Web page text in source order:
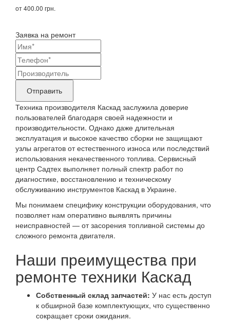
от 400.00 грн.
Заявка на ремонт
Ваши
контактные
данные
Название
бренда
продукта,
требующего
ремонта
Отправить
Техника производителя Каскад заслужила доверие
пользователей благодаря своей надежности и
производительности. Однако даже длительная
эксплуатация и высокое качество сборки не защищают
узлы агрегатов от естественного износа или последствий
использования некачественного топлива. Сервисный
центр Садтех выполняет полный спектр работ по
диагностике, восстановлению и техническому
обслуживанию инструментов Каскад в Украине.
Мы понимаем специфику конструкции оборудования, что
позволяет нам оперативно выявлять причины
неисправностей — от засорения топливной системы до
сложного ремонта двигателя.
Наши преимущества при
ремонте техники Каскад
Собственный склад запчастей: У нас есть доступ
к обширной базе комплектующих, что существенно
сокращает сроки ожидания.